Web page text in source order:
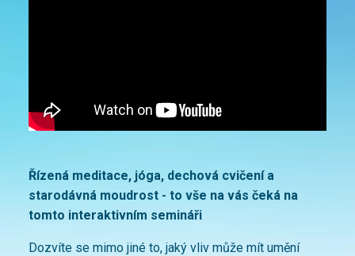
Řízená meditace, jóga, dechová cvičení a
starodávná moudrost - to vše na vás čeká na
tomto interaktivním semináři
Dozvíte se mimo jiné to, jaký vliv může mít umění